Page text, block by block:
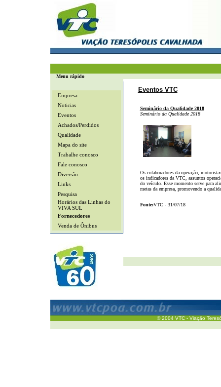
Menu rápido
Empresa
Noticias
Eventos
Achados/Perdidos
Qualidade
Mapa do site
Trabalhe conosco
Fale conosco
Diversão
Links
Pesquisa
Horários das Linhas do
VIVA SUL
Fornecedores
Venda de Ônibus
Eventos VTC
Seminário da Qualidade 2018
Seminário da Qualidade 2018
Os colaboradores da operação,
os indicadores da VTC, assuntos
do veículo. Esse momento serve para
metas da empresa, promovendo a
Fonte:VTC - 31/07/18
® 2004 VTC - Viação